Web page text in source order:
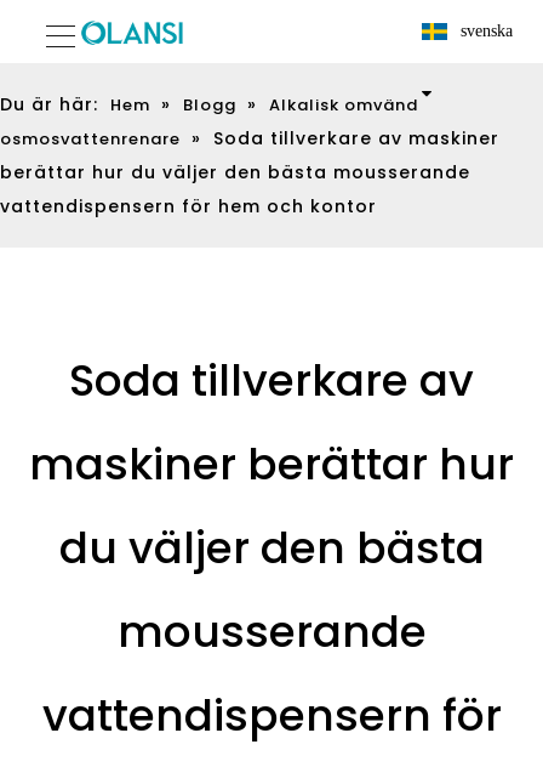
svenska
Du är här: Hem » Blogg »
Alkalisk omvänd
osmosvattenrenare »
Soda tillverkare av maskiner
berättar hur du väljer den bästa mousserande
vattendispensern för hem och kontor
Soda tillverkare av
maskiner berättar hur
du väljer den bästa
mousserande
vattendispensern för